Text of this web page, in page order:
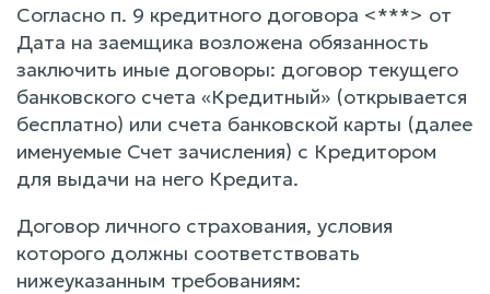
Согласно п. 9 кредитного договора <***> от
Дата на заемщика возложена обязанность
заключить иные договоры: договор текущего
банковского счета «Кредитный» (открывается
бесплатно) или счета банковской карты (далее
именуемые Счет зачисления) с Кредитором
для выдачи на него Кредита.
Договор личного страхования, условия
которого должны соответствовать
нижеуказанным требованиям: